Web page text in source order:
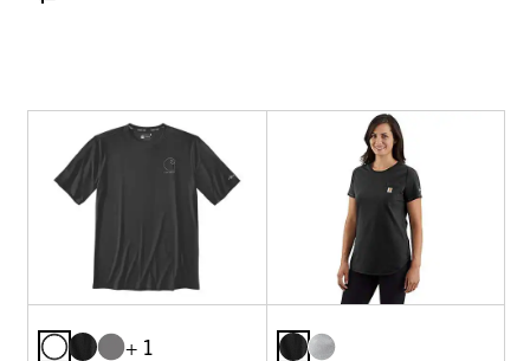
+ 1